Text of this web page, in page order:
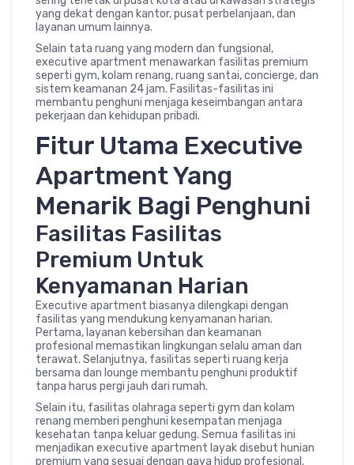
yang dekat dengan kantor, pusat perbelanjaan, dan
layanan umum lainnya.
Selain tata ruang yang modern dan fungsional,
executive apartment menawarkan fasilitas premium
seperti gym, kolam renang, ruang santai, concierge, dan
sistem keamanan 24 jam. Fasilitas-fasilitas ini
membantu penghuni menjaga keseimbangan antara
pekerjaan dan kehidupan pribadi.
Fitur Utama Executive
Apartment Yang
Menarik Bagi Penghuni
Fasilitas Fasilitas
Premium Untuk
Kenyamanan Harian
Executive apartment biasanya dilengkapi dengan
fasilitas yang mendukung kenyamanan harian.
Pertama, layanan kebersihan dan keamanan
profesional memastikan lingkungan selalu aman dan
terawat. Selanjutnya, fasilitas seperti ruang kerja
bersama dan lounge membantu penghuni produktif
tanpa harus pergi jauh dari rumah.
Selain itu, fasilitas olahraga seperti gym dan kolam
renang memberi penghuni kesempatan menjaga
kesehatan tanpa keluar gedung. Semua fasilitas ini
menjadikan executive apartment layak disebut hunian
premium yang sesuai dengan gaya hidup profesional.